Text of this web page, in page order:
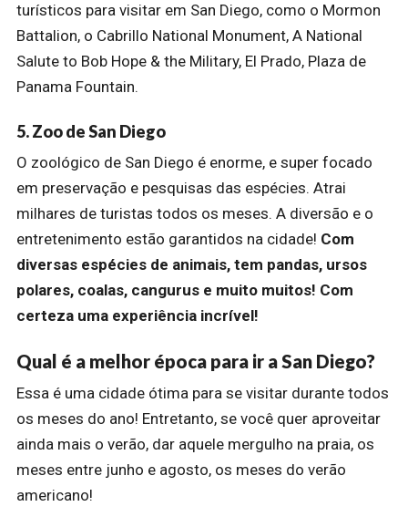
turísticos para visitar em San Diego, como o Mormon
Battalion, o Cabrillo National Monument, A National
Salute to Bob Hope & the Military, El Prado, Plaza de
Panama Fountain.
5. Zoo de San Diego
O zoológico de San Diego é enorme, e super focado
em preservação e pesquisas das espécies. Atrai
milhares de turistas todos os meses. A diversão e o
entretenimento estão garantidos na cidade! Com
diversas espécies de animais, tem pandas, ursos
polares, coalas, cangurus e muito muitos! Com
certeza uma experiência incrível!
Qual é a melhor época para ir a San Diego?
Essa é uma cidade ótima para se visitar durante todos
os meses do ano! Entretanto, se você quer aproveitar
ainda mais o verão, dar aquele mergulho na praia, os
meses entre junho e agosto, os meses do verão
americano!